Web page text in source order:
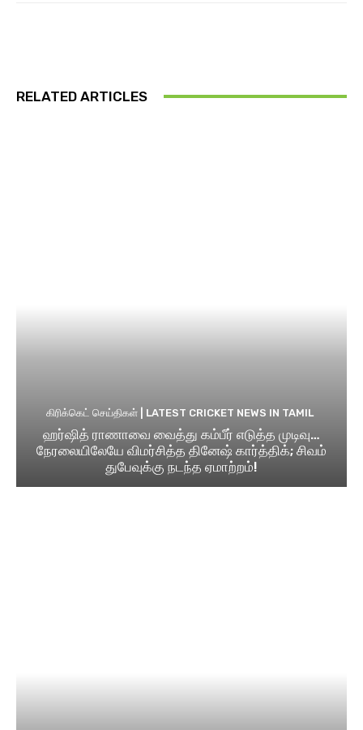
RELATED ARTICLES
கிரிக்கெட் செய்திகள் | LATEST CRICKET NEWS IN TAMIL
ஹர்ஷித் ராணாவை வைத்து கம்பீர் எடுத்த முடிவு…
நேரலையிலேயே விமர்சித்த தினேஷ் கார்த்திக்; சிவம்
துபேவுக்கு நடந்த ஏமாற்றம்!